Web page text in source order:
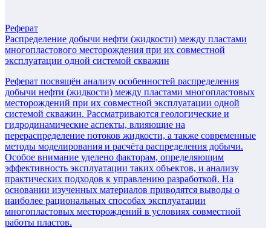
Реферат
Распределение добычи нефти (жидкости) между пластами
многопластового месторождения при их совместной
эксплуатации одной системой скважин
Реферат посвящён анализу особенностей распределения
добычи нефти (жидкости) между пластами многопластовых
месторождений при их совместной эксплуатации одной
системой скважин. Рассматриваются геологические и
гидродинамические аспекты, влияющие на
перераспределение потоков жидкости, а также современные
методы моделирования и расчёта распределения добычи.
Особое внимание уделено факторам, определяющим
эффективность эксплуатации таких объектов, и анализу
практических подходов к управлению разработкой. На
основании изученных материалов приводятся выводы о
наиболее рациональных способах эксплуатации
многопластовых месторождений в условиях совместной
работы пластов.